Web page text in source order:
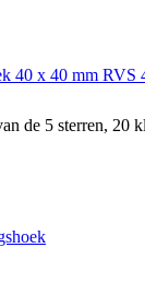
40 x 40 mm RVS
de 5 sterren, 20